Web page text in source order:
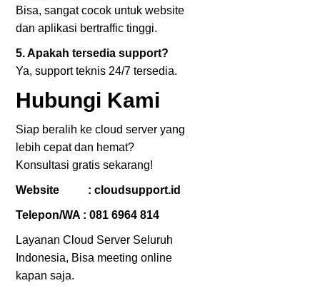
Bisa, sangat cocok untuk website
dan aplikasi bertraffic tinggi.
5. Apakah tersedia support?
Ya, support teknis 24/7 tersedia.
Hubungi Kami
Siap beralih ke cloud server yang
lebih cepat dan hemat?
Konsultasi gratis sekarang!
Website :cloudsupport.id
Telepon/WA :081 6964 814
Layanan Cloud Server Seluruh
Indonesia, Bisa meeting online
kapan saja.